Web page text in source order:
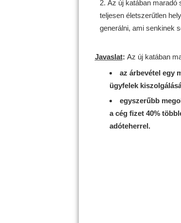
Az új katában maradó
teljesen életszerűtlen
generálni, ami senkinek
Javaslat: Az új katában
az árbevétel egy
ügyfelek
egyszerűbb
a cég fizet 40%
adóteherrel.